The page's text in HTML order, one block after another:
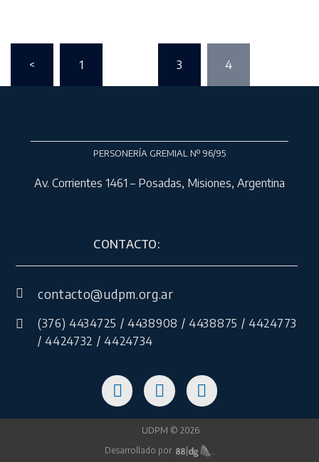
< 1 3 4
PERSONERÍA GREMIAL Nº 96/95
Av. Corrientes 1461 – Posadas, Misiones, Argentina
CONTACTO:
contacto@udpm.org.ar
(376) 4434725 / 4438908 / 4438875 / 4424773
/ 4424732 / 4424734
UDPM © 2026
Desarrollado por